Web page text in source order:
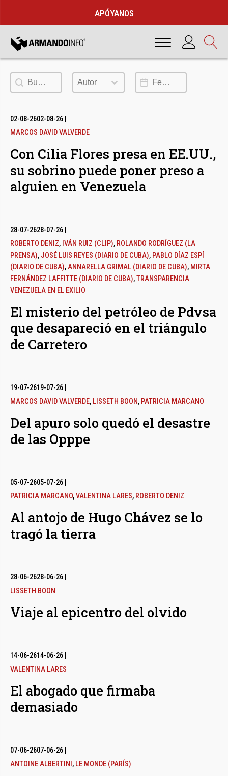
APÓYANOS
Buscar Autor
Autor Fecha de publicación
02-08-2602-08-26
MARCOS DAVID VALVERDE
Con Cilia Flores presa en EE.UU.,
su sobrino puede poner preso a
alguien en Venezuela
28-07-2628-07-26
ROBERTO DENIZ, IVÁN RUIZ (CLIP), ROLANDO RODRÍGUEZ (LA
PRENSA), JOSÉ LUIS REYES (DIARIO DE CUBA), PABLO DÍAZ ESPÍ
(DIARIO DE CUBA),ANNARELLA GRIMAL (DIARIO DE CUBA), MIRTA
FERNÁNDEZ LAFFITTE (DIARIO DE CUBA),TRANSPARENCIA
VENEZUELA EN EL EXILIO
El misterio del petróleo de Pdvsa
que desapareció en el triángulo
de Carretero
19-07-2619-07-26
MARCOS DAVID VALVERDE, LISSETH BOON, PATRICIA MARCANO
Del apuro solo quedó el desastre
de las Opppe
05-07-2605-07-26
PATRICIA MARCANO,VALENTINA LARES, ROBERTO DENIZ
Al antojo de Hugo Chávez se lo
tragó la tierra
28-06-2628-06-26
LISSETH BOON
Viaje al epicentro del olvido
14-06-2614-06-26
VALENTINA LARES
El abogado que firmaba
demasiado
07-06-2607-06-26
ANTOINE ALBERTINI , LE MONDE (PARÍS)